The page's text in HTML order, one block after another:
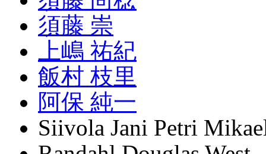
須藤 崇
上嶋 祐紀
飯村 枝里
阿保 純一
Siivola Jani Petri